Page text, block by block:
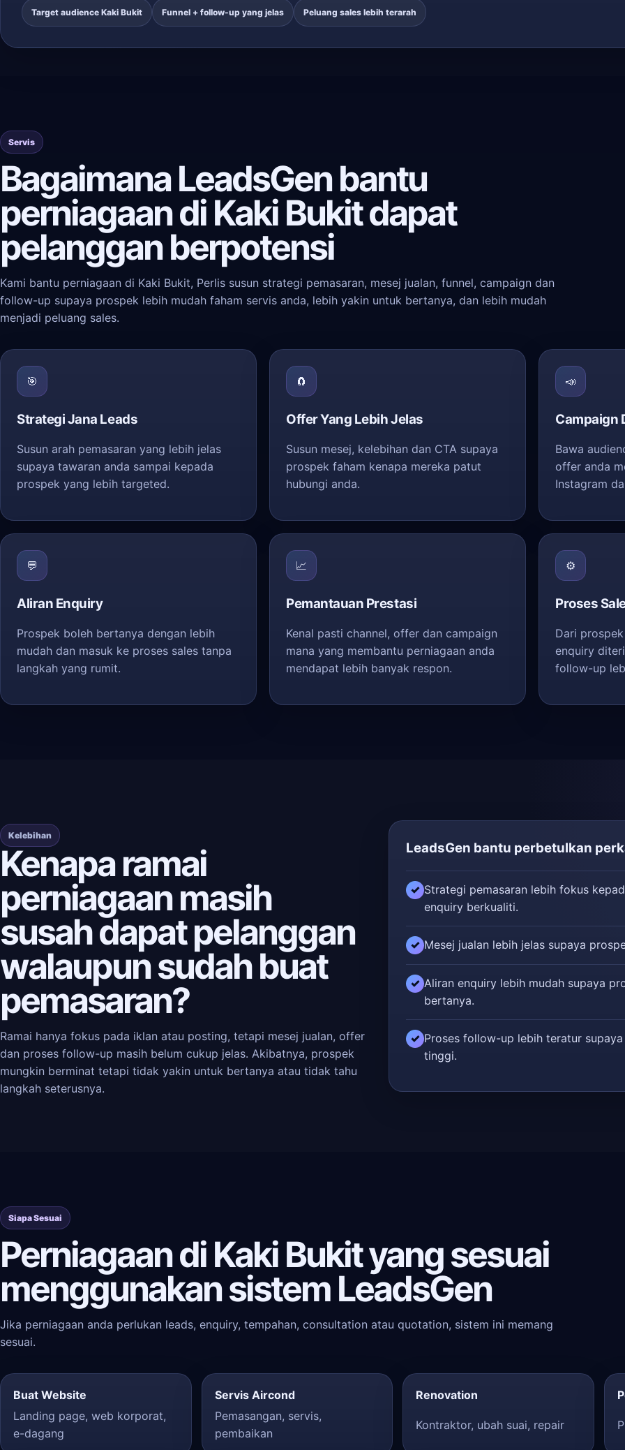
Target audience Kaki Bukit Funnel + follow-up yang jelas Peluang sales lebih terarah
Servis
Bagaimana LeadsGen bantu
perniagaan di Kaki Bukit dapat
pelanggan berpotensi
Kami bantu perniagaan di Kaki Bukit, Perlis susun strategi pemasaran, mesej jualan, funnel, campaign dan
follow-up supaya prospek lebih mudah faham servis anda, lebih yakin untuk bertanya, dan lebih mudah
menjadi peluang sales.
🎯
Strategi Jana Leads
Susun arah pemasaran yang lebih jelas
supaya tawaran anda sampai kepada
prospek yang lebih targeted.
🧲
Offer Yang Lebih Jelas
Susun mesej, kelebihan dan CTA supaya
prospek faham kenapa mereka patut
hubungi anda.
📣
Campaign
Bawa
offer anda
Instagram
💬
Aliran Enquiry
Prospek boleh bertanya dengan lebih
mudah dan masuk ke proses sales tanpa
langkah yang rumit.
📈
Pemantauan Prestasi
Kenal pasti channel, offer dan campaign
mana yang membantu perniagaan anda
mendapat lebih banyak respon.
⚙️
Proses
Dari
enquiry
follow-up
Kelebihan
Kenapa ramai
perniagaan masih
susah dapat pelanggan
walaupun sudah buat
pemasaran?
Ramai hanya fokus pada iklan atau posting, tetapi mesej jualan, offer
dan proses follow-up masih belum cukup jelas. Akibatnya, prospek
mungkin berminat tetapi tidak yakin untuk bertanya atau tidak tahu
langkah seterusnya.
LeadsGen bantu perbetulkan
✓ Strategi pemasaran lebih fokus
enquiry berkualiti.
✓ Mesej jualan lebih jelas supaya
✓ Aliran enquiry lebih mudah supaya
bertanya.
✓ Proses follow-up lebih teratur
tinggi.
Siapa Sesuai
Perniagaan di Kaki Bukit yang sesuai
menggunakan sistem LeadsGen
Jika perniagaan anda perlukan leads, enquiry, tempahan, consultation atau quotation, sistem ini memang
sesuai.
Buat Website
Landing page, web korporat,
e-dagang
Servis Aircond
Pemasangan, servis,
pembaikan
Renovation
Kontraktor, ubah suai, repair